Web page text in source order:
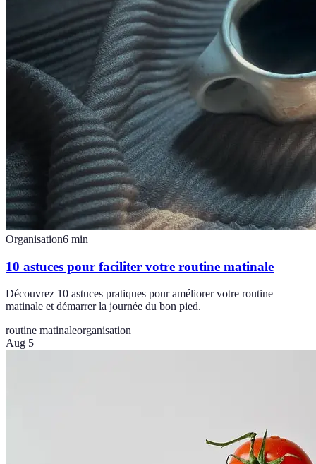
Organisation6 min
10 astuces pour faciliter votre routine matinale
Découvrez 10 astuces pratiques pour améliorer votre routine
matinale et démarrer la journée du bon pied.
routine matinaleorganisation
Aug 5